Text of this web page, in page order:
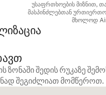
უსაფრთხოების მიზნით,
მასპინძლებთან
მხოლოდ
ზონაში შედის რუკაზე
შეგიძლიათ მომწეროთ.